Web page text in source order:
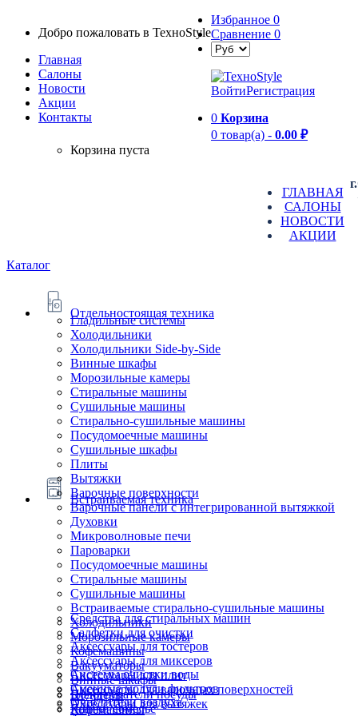
Добро пожаловать в TexноStyle
Главная
Салоны
Новости
Aкции
Контакты
Избранное 0
Сравнение 0
ВойтиРегистрация
0 Корзина
0 товар(а) - 0.00 ₽
Корзина пуста
ГЛАВНАЯ
САЛОНЫ
НОВОСТИ
АКЦИИ
Каталог
Отдельностоящая техника
Гладильные системы
Холодильники
Холодильники Side-by-Side
Винные шкафы
Морозильные камеры
Стиральные машины
Сушильные машины
Стирально-сушильные машины
Посудомоечные машины
Сушильные шкафы
Плиты
Встраиваемая техника
Вытяжки
Варочные поверхности
Варочные панели с интегрированной вытяжкой
Духовки
Микроволновые печи
Пароварки
Посудомоечные машины
Стиральные машины
Сушильные машины
Встраиваемые стирально-сушильные машины
Холодильники
Морозильные камеры
Кофемашины
Вакууматоры
Винные шкафы
Подогреватели посуды
Ящики сомелье
Блендеры
Кофемашины
Очистители воздуха
Системы очистки воды
Сменные модули фильтров
Аксессуары для тостеров
Аксессуары для миксеров
Аксессуары для плит
Аксессуары для варочных поверхностей
Аксессуары для вытяжек
Средства для стиральных машин
Салфетки для очистки